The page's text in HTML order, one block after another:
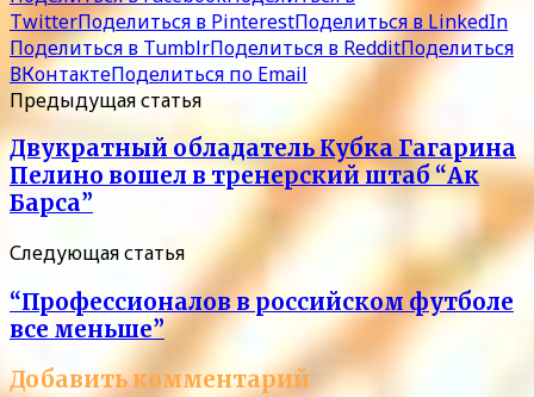
TwitterПоделиться в PinterestПоделиться в LinkedIn
Поделиться в TumblrПоделиться в RedditПоделиться
ВКонтактеПоделиться по Email
Предыдущая статья
Двукратный обладатель Кубка Гагарина
Пелино вошел в тренерский штаб “Ак
Барса”
Следующая статья
“Профессионалов в российском футболе
все меньше”
Добавить комментарий